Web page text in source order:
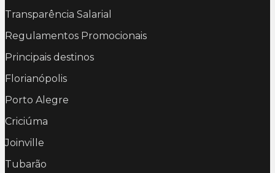
Transparência Salarial
Regulamentos Promocionais
Principais destinos
Florianópolis
Porto Alegre
Criciúma
Joinville
Tubarão